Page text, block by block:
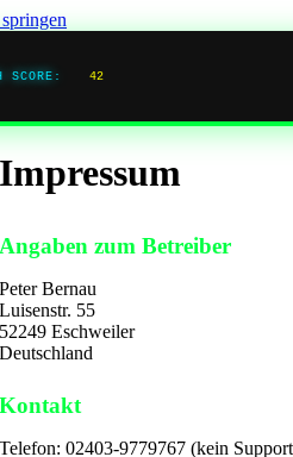
SCORE: 42
Impressum
Angaben zum Betreiber
Peter Bernau
Luisenstr. 55
52249 Eschweiler
Deutschland
Kontakt
Telefon: 02403-9779767 (kein